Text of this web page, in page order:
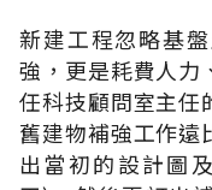
新建工程忽略基
強，更是耗費人力
任科技顧問室主任
舊建物補強工作遠
出當初的設計圖